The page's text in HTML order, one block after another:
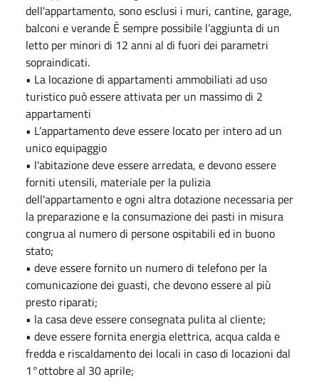
dell'appartamento, sono esclusi i muri, cantine, garage,
balconi e verande È sempre possibile l’aggiunta di un
letto per minori di 12 anni al di fuori dei parametri
sopraindicati.
• La locazione di appartamenti ammobiliati ad uso
turistico può essere attivata per un massimo di 2
appartamenti
• L’appartamento deve essere locato per intero ad un
unico equipaggio
• l'abitazione deve essere arredata, e devono essere
forniti utensili, materiale per la pulizia
dell'appartamento e ogni altra dotazione necessaria per
la preparazione e la consumazione dei pasti in misura
congrua al numero di persone ospitabili ed in buono
stato;
• deve essere fornito un numero di telefono per la
comunicazione dei guasti, che devono essere al più
presto riparati;
• la casa deve essere consegnata pulita al cliente;
• deve essere fornita energia elettrica, acqua calda e
fredda e riscaldamento dei locali in caso di locazioni dal
1°ottobre al 30 aprile;